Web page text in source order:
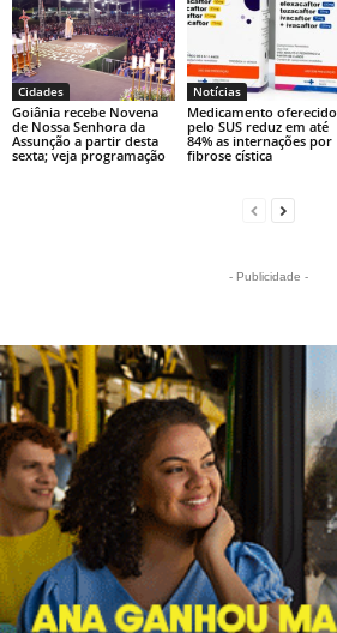
Cidades
Goiânia recebe Novena
de Nossa Senhora da
Assunção a partir desta
sexta; veja programação
Notícias
Medicamento oferecido
pelo SUS reduz em até
84% as internações por
fibrose cística
- Publicidade -